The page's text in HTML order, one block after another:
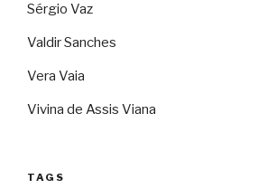
Sérgio Vaz
Valdir Sanches
Vera Vaia
Vivina de Assis Viana
TAGS